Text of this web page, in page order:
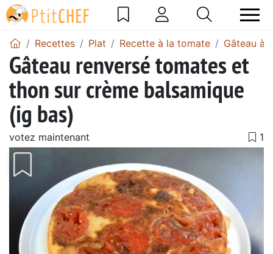
Recettes Plat Recette à la tomate Gâteau à
Gâteau renversé tomates et
thon sur crème balsamique
(ig bas)
votez maintenant